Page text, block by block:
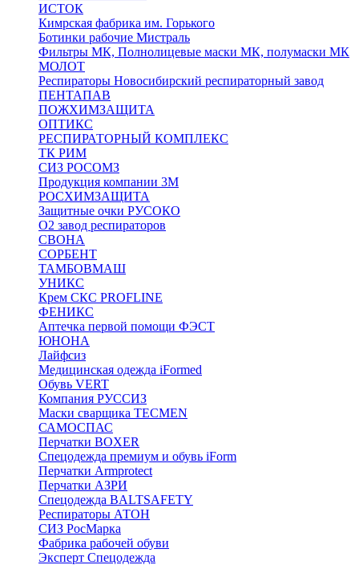
ИСТОК
Кимрская фабрика им. Горького
Ботинки рабочие Мистраль
Фильтры МК, Полнолицевые маски МК, полумаски МК
МОЛОТ
Респираторы Новосибирский респираторный завод
ПЕНТАПАВ
ПОЖХИМЗАЩИТА
ОПТИКС
РЕСПИРАТОРНЫЙ КОМПЛЕКС
ТК РИМ
СИЗ РОСОМЗ
Продукция компании 3M
РОСХИМЗАЩИТА
Защитные очки РУСОКО
О2 завод респираторов
СВОНА
СОРБЕНТ
ТАМБОВМАШ
УНИКС
Крем СКС PROFLINE
ФЕНИКС
Аптечка первой помощи ФЭСТ
ЮНОНА
Лайфсиз
Медицинская одежда iFormed
Обувь VERT
Компания РУССИЗ
Маски сварщика TECMEN
САМОСПАС
Перчатки BOXER
Спецодежда премиум и обувь iForm
Перчатки Armprotect
Перчатки АЗРИ
Спецодежда BALTSAFETY
Респираторы АТОН
СИЗ РосМарка
Фабрика рабочей обуви
Эксперт Спецодежда